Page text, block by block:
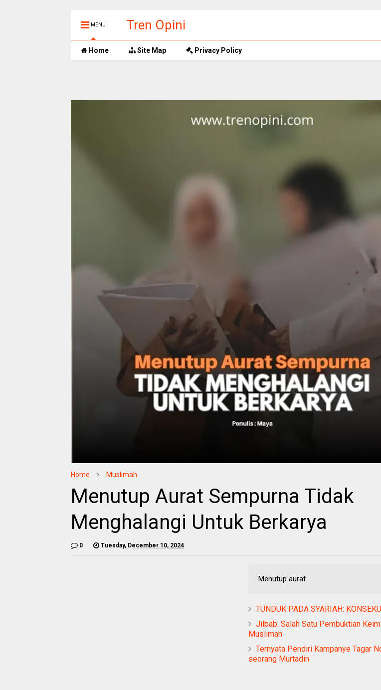
MENU Tren Opini
Home Site Map Privacy Policy
Home Muslimah
Menutup Aurat Sempurna Tidak
Menghalangi Untuk Berkarya
0 Tuesday, December 10, 2024
Menutup aurat
TUNDUK PADA SYARIAH:
Jilbab: Salah Satu Pembuktian
Muslimah
Ternyata Pendiri Kampanye Tagar
seorang Murtadin